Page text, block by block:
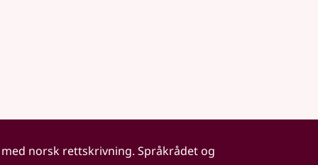
norsk rettskrivning. Språkrådet og